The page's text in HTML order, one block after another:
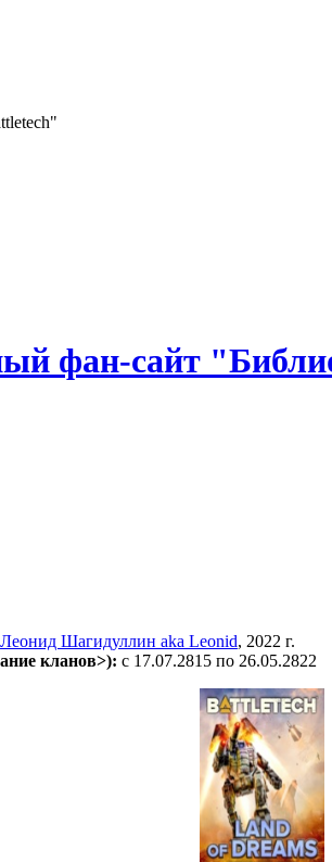
фан-сайт
Леонид Шагидуллин aka Leonid, 2022 г.
кланов>): c 17.07.2815 по 26.05.2822